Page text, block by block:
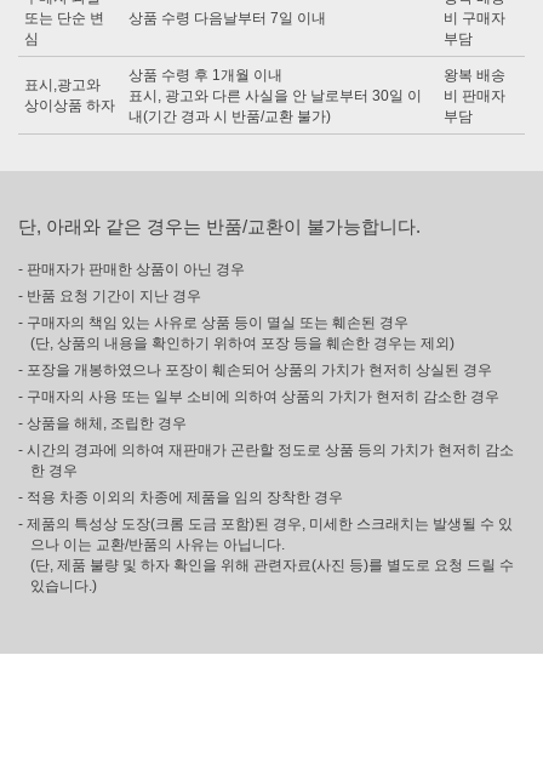
또는 단순 변
심
상품 수령 다음날부터 7일 이내
비 구매자
부담
표시,광고와
상이상품 하자
상품 수령 후 1개월 이내
표시, 광고와 다른 사실을 안 날로부터 30일 이
내(기간 경과 시 반품/교환 불가)
왕복 배송
비 판매자
부담
단, 아래와 같은 경우는 반품/교환이 불가능합니다.
- 판매자가 판매한 상품이 아닌 경우
- 반품 요청 기간이 지난 경우
- 구매자의 책임 있는 사유로 상품 등이 멸실 또는 훼손된 경우
(단, 상품의 내용을 확인하기 위하여 포장 등을 훼손한 경우는 제외)
- 포장을 개봉하였으나 포장이 훼손되어 상품의 가치가 현저히 상실된 경우
- 구매자의 사용 또는 일부 소비에 의하여 상품의 가치가 현저히 감소한 경우
- 상품을 해체, 조립한 경우
- 시간의 경과에 의하여 재판매가 곤란할 정도로 상품 등의 가치가 현저히 감소
한 경우
- 적용 차종 이외의 차종에 제품을 임의 장착한 경우
- 제품의 특성상 도장(크롬 도금 포함)된 경우, 미세한 스크래치는 발생될 수 있
으나 이는 교환/반품의 사유는 아닙니다.
(단, 제품 불량 및 하자 확인을 위해 관련자료(사진 등)를 별도로 요청 드릴 수
있습니다.)